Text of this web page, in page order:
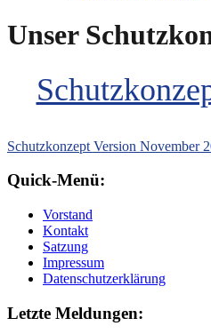
Unser
Schutzkonzept Version November
Quick-Menü:
Vorstand
Kontakt
Satzung
Impressum
Datenschutzerklärung
Letzte Meldungen: